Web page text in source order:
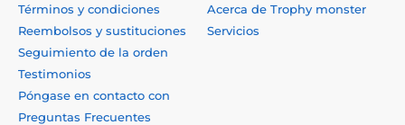
Términos y condiciones
Reembolsos y sustituciones
Seguimiento de la orden
Testimonios
Póngase en contacto con
Preguntas Frecuentes
Acerca de Trophy monster
Servicios